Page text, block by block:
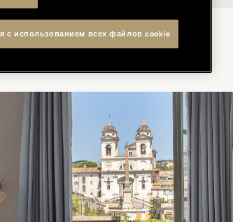
с использованием всех файлов cookie